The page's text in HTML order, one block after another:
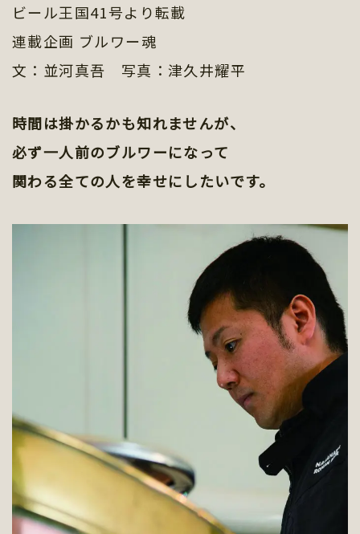
ビール王国41号より転載
連載企画 ブルワー魂
文：並河真吾 写真：津久井耀平
時間は掛かるかも知れませんが、
必ず一人前のブルワーになって
関わる全ての人を幸せにしたいです。